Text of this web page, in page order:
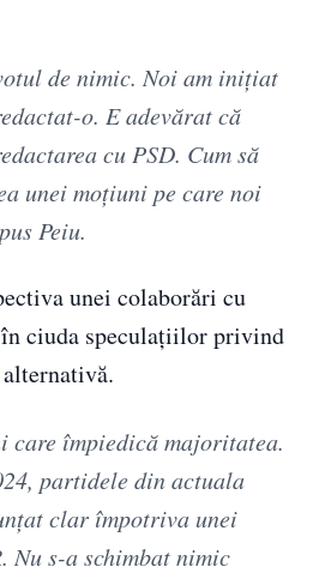
de nimic. Noi am inițiat
o. E adevărat că
cu PSD. Cum să
unei moțiuni pe care noi
Peiu.
unei colaborări cu
ciuda speculațiilor privind
care împiedică majoritatea.
partidele din actuala
clar împotriva unei
Nu s-a schimbat nimic